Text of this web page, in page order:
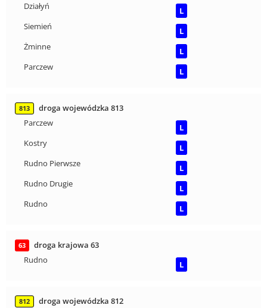
Działyń
L
Siemień
L
Żminne
L
Parczew
L
813
droga wojewódzka 813
Parczew
L
Kostry
L
Rudno Pierwsze
L
Rudno Drugie
L
Rudno
L
63
droga krajowa 63
Rudno
L
812
droga wojewódzka 812